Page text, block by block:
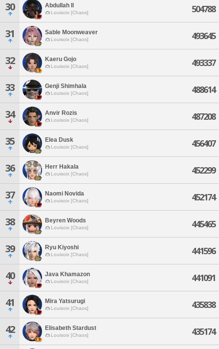
30 Abdullah Il
Louisoix [Chaos] 504788
31 Sable Moonweaver
Louisoix [Chaos] 493645
32 Kaeru Gojo
Louisoix [Chaos] 493337
33 Genji Shimhala
Louisoix [Chaos] 488614
34 Anvir Rozis
Louisoix [Chaos] 487208
35 Elea Dusk
Louisoix [Chaos] 456407
36 Herr Hakala
Louisoix [Chaos] 452299
37 Naomi Novida
Louisoix [Chaos] 452174
38 Beyren Woods
Louisoix [Chaos] 445465
39 Ryu Kiyoshi
Louisoix [Chaos] 441596
40 Java Khamazon
Louisoix [Chaos] 441091
41 Mira Yatsurugi
Louisoix [Chaos] 435838
42 Elisabeth Stardust
Louisoix [Chaos] 435174